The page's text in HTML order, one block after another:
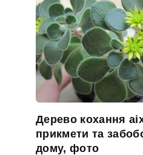
Дерево кохання
прикмети та
дому, фото